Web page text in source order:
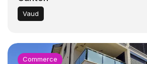
Vaud
Commerce